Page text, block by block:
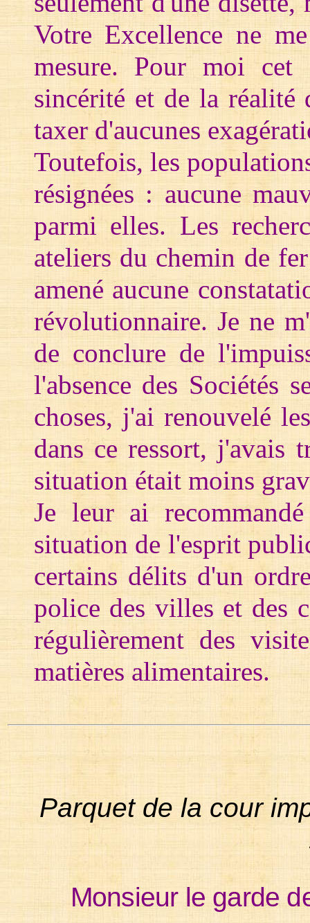
Votre Excellence ne
mesure. Pour moi cet
sincérité et de la réalité
taxer d'aucunes
Toutefois, les
résignées : aucune
parmi elles. Les
ateliers du chemin de
amené aucune
révolutionnaire. Je ne
de conclure de
l'absence des Sociétés
choses, j'ai renouvelé
dans ce ressort, j'avais
situation était moins
Je leur ai
situation de l'esprit
certains délits d'un
police des villes et des
régulièrement des
matières alimentaires.
Parquet de la cour
Monsieur le garde